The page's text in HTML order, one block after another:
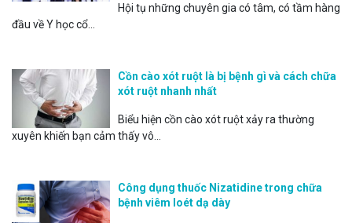
Hội tụ những chuyên gia có tâm, có tầm hàng
đầu về Y học cổ...
Cồn cào xót ruột là bị bệnh gì và cách chữa
xót ruột nhanh nhất
Biểu hiện cồn cào xót ruột xảy ra thường
xuyên khiến bạn cảm thấy vô...
Công dụng thuốc Nizatidine trong chữa
bệnh viêm loét dạ dày